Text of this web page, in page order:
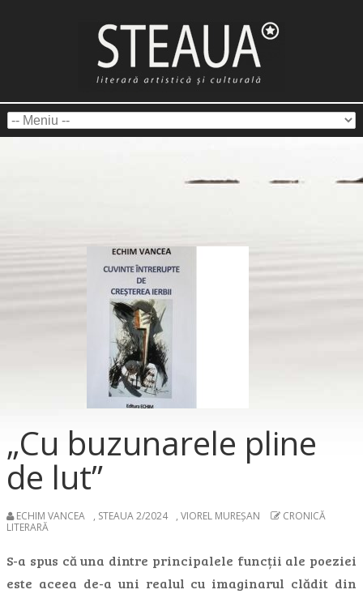
„Cu buzunarele pline
de lut”
ECHIM VANCEA , STEAUA 2/2024 , VIOREL MUREŞAN
CRONICĂ
LITERARĂ
S-a spus că una dintre principalele funcții ale poeziei
este aceea de-a uni realul cu imaginarul clădit din